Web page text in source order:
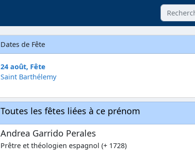
Dates de Fête
24 août, Fête
Saint Barthélemy
Toutes les fêtes liées à ce prénom
Andrea Garrido Perales
Prêtre et théologien espagnol (+ 1728)